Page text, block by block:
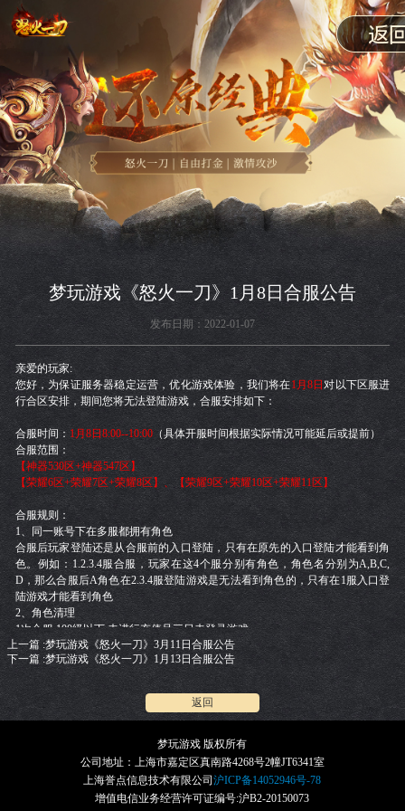
梦玩游戏《怒火一刀》1月8日合服公告
发布日期：2022-01-07
亲爱的玩家:
您好，为保证服务器稳定运营，优化游戏体验，我们将在1月8日对以下区服进
行合区安排，期间您将无法登陆游戏，合服安排如下：
合服时间： 1月8日8:00--10:00（具体开服时间根据实际情况可能延后或提前）
合服范围：
【神器530区+神器547区】
【荣耀6区+荣耀7区+荣耀8区】、【荣耀9区+荣耀10区+荣耀11区】
合服规则：
1、同一账号下在多服都拥有角色
合服后玩家登陆还是从合服前的入口登陆，只有在原先的入口登陆才能看到角
色。例如：1.2.3.4服合服，玩家在这4个服分别有角色，角色名分别为A,B,C,
D，那么合服后A角色在2.3.4服登陆游戏是无法看到角色的，只有在1服入口登
陆游戏才能看到角色
2、角色清理
1次合服 100级以下 未进行充值且三日未登录游戏
2次合服以后 150级以下 充值不足10元且七日未登录游戏
3次合服以后 200级以下 充值不足30元且七日未登录游戏
4次合服以后 220级以下 充值不足50元且七日未登录游戏
5次合服以后 230级以下 充值不足70元且七日未登录游戏
6次合服以后 250级以下 充值不足100元且7日未登陆游戏
合服后角色名字保持与合服前一致，如果遇到角色名重复，将在合服后，被合
服的角色上加数字标识。例如S1和S2要进行合服，S1合服前有个玩家的角色名
为“千里马”,S2合并之前也有个玩家角色名为“千里马”,合并后将在S2的玩家角色
上一篇 :梦玩游戏《怒火一刀》3月11日合服公告
下一篇 :梦玩游戏《怒火一刀》1月13日合服公告
返回
梦玩游戏 版权所有
公司地址：上海市嘉定区真南路4268号2幢JT6341室
上海誉点信息技术有限公司沪ICP备14052946号-78
增值电信业务经营许可证编号:沪B2-20150073